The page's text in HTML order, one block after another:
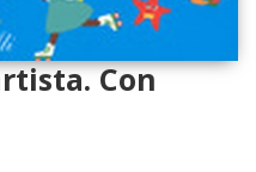
Con